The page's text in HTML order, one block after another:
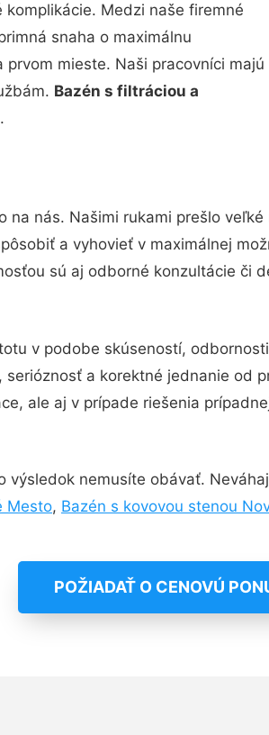
Medzi naše firemné
snaha o maximálnu
mieste. Naši pracovníci majú
Bazén s filtráciou a
na nás. Našimi rukami prešlo
a vyhovieť v maximálnej
sú aj odborné konzultácie či
v podobe skúseností,
a korektné jednanie od
ale aj v prípade riešenia
výsledok nemusíte obávať.
Mesto, Bazén s kovovou stenou
POŽIADAŤ O CENOVÚ